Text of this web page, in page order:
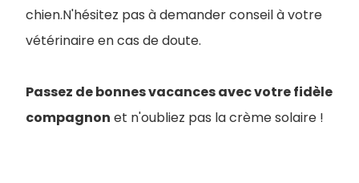
chien.N'hésitez pas à demander conseil à votre
vétérinaire en cas de doute.
Passez de bonnes vacances avec votre fidèle
compagnon et n'oubliez pas la crème solaire !